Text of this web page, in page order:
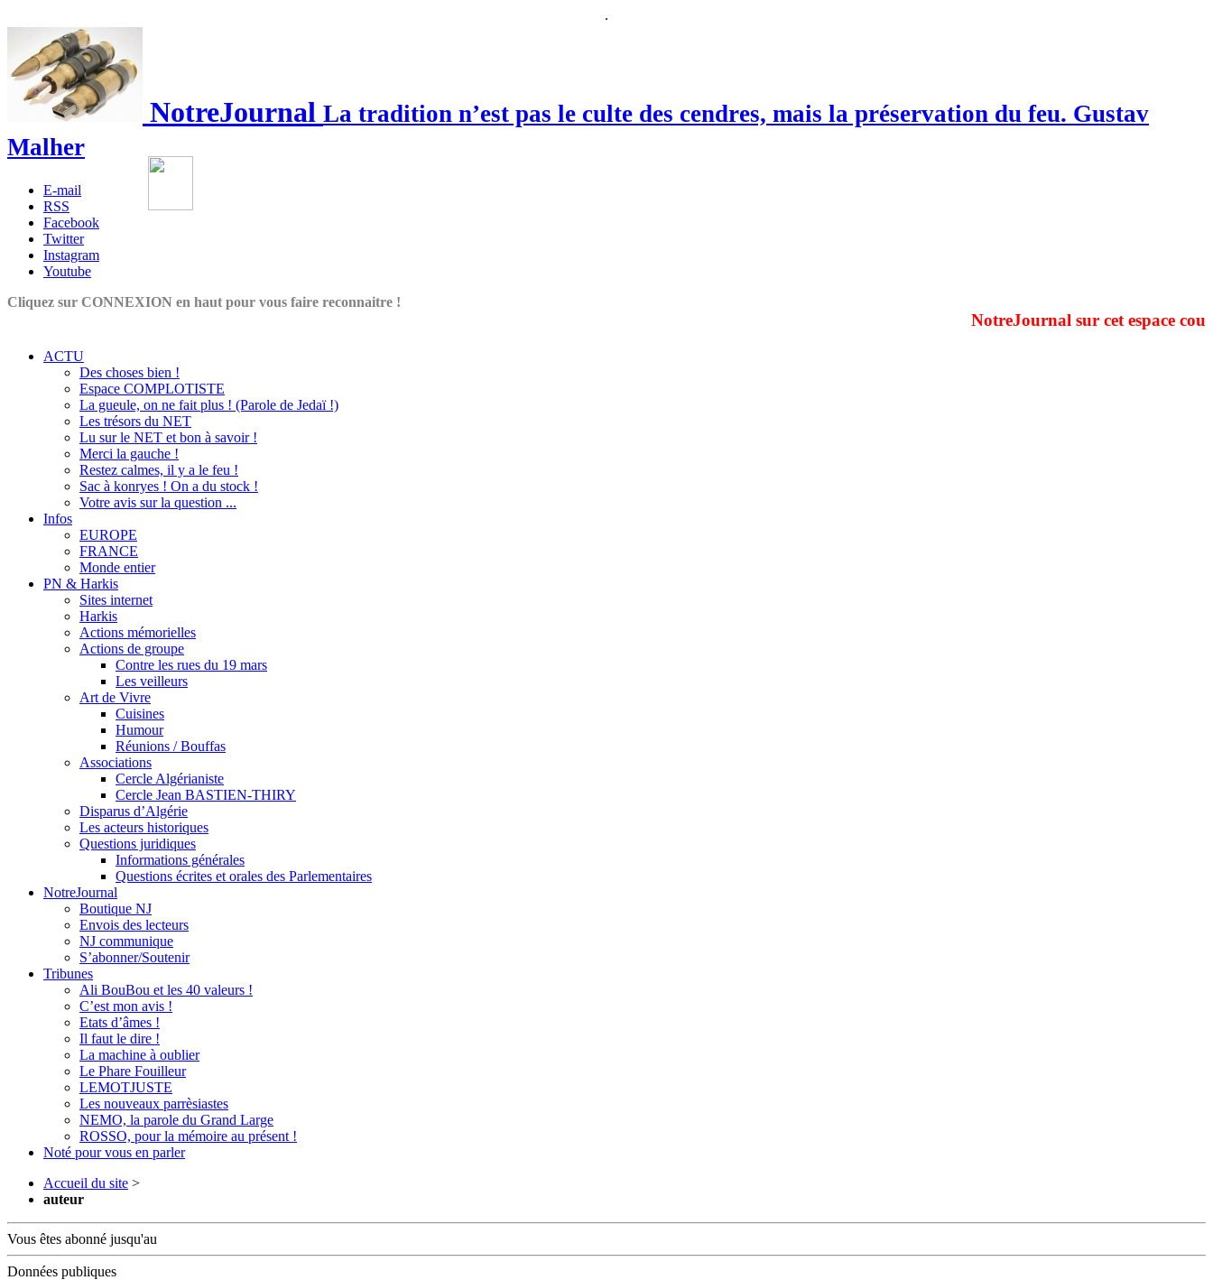
.
NotreJournal La tradition n’est pas le culte des cendres, mais la préservation du feu. Gustav
Malher
E-mail
RSS
Facebook
Twitter
Instagram
Youtube
Cliquez sur CONNEXION en haut pour vous faire reconnaitre !
NotreJournal sur cet espace couvre du
ACTU
Des choses bien !
Espace COMPLOTISTE
La gueule, on ne fait plus ! (Parole de Jedaï !)
Les trésors du NET
Lu sur le NET et bon à savoir !
Merci la gauche !
Restez calmes, il y a le feu !
Sac à konryes ! On a du stock !
Votre avis sur la question ...
Infos
EUROPE
FRANCE
Monde entier
PN & Harkis
Sites internet
Harkis
Actions mémorielles
Actions de groupe
Contre les rues du 19 mars
Les veilleurs
Art de Vivre
Cuisines
Humour
Réunions / Bouffas
Associations
Cercle Algérianiste
Cercle Jean BASTIEN-THIRY
Disparus d’Algérie
Les acteurs historiques
Questions juridiques
Informations générales
Questions écrites et orales des Parlementaires
NotreJournal
Boutique NJ
Envois des lecteurs
NJ communique
S’abonner/Soutenir
Tribunes
Ali BouBou et les 40 valeurs !
C’est mon avis !
Etats d’âmes !
Il faut le dire !
La machine à oublier
Le Phare Fouilleur
LEMOTJUSTE
Les nouveaux parrèsiastes
NEMO, la parole du Grand Large
ROSSO, pour la mémoire au présent !
Noté pour vous en parler
Accueil du site >
auteur
Vous êtes abonné jusqu'au
Données publiques